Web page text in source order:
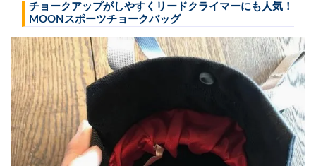
チョークアップがしやすくリードクライマーにも人気！
MOONスポーツチョークバッグ